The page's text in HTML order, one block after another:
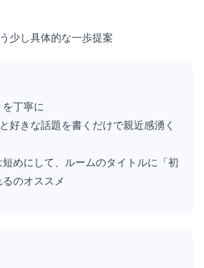
少し具体的な一歩提案
丁寧に
好きな話題を書くだけで親近感湧く
めにして、ルームのタイトルに「初
のオススメ